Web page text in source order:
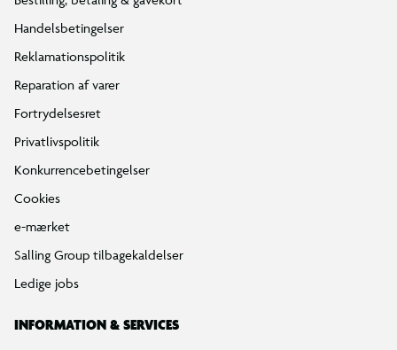
Klub BR
Mærker
Tilbud på legetøj
Restsalg på legetøj
Gavevælger
Ønskelisten
Gaveindpakning
Katalog
Events
Click&Collect
Gavekort